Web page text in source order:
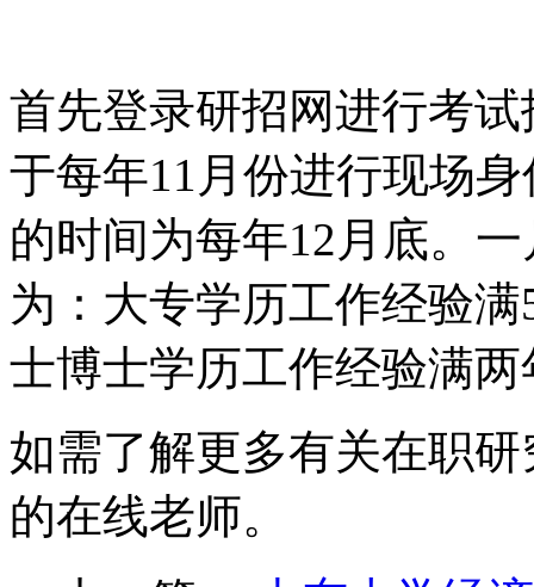
首先登录研招网进行考
于每年11月份进行现场
的时间为每年12月底。
为：大专学历工作经验
士博士学历工作经验满两
如需了解更多有关在职
的在线老师。